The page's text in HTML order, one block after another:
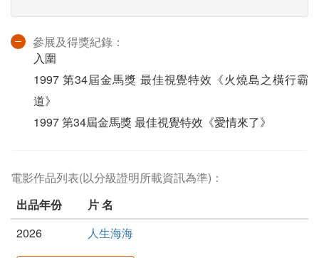
參展及得獎紀錄：
入圍
1997 第34屆金馬獎 最佳視覺特效《火燒島之橫行霸
道》
1997 第34屆金馬獎 最佳視覺特效《愛情來了》
電影作品列表(以分級證明所載資訊為準)：
出品年份
片 名
2026
人生海海